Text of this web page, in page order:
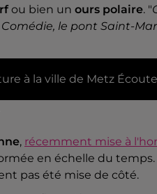
ou bien un ours polaire. "
le pont Saint-
à la ville de Metz
, récemment mise à
en échelle du temps.
pas été mise de côté.